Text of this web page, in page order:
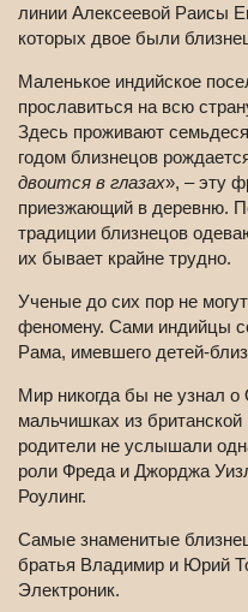
линии Алексеевой Раисы
которых двое были
Маленькое индийское
прославиться на всю
Здесь проживают
годом близнецов
двоится в глазах», – эту
приезжающий в деревню.
традиции близнецов
их бывает крайне трудно.
Ученые до сих пор не
феномену. Сами индийцы
Рама, имевшего детей-
Мир никогда бы не узнал
мальчишках из
родители не услышали
роли Фреда и Джорджа
Роулинг.
Самые знаменитые
братья Владимир и Юрий
Электроник.